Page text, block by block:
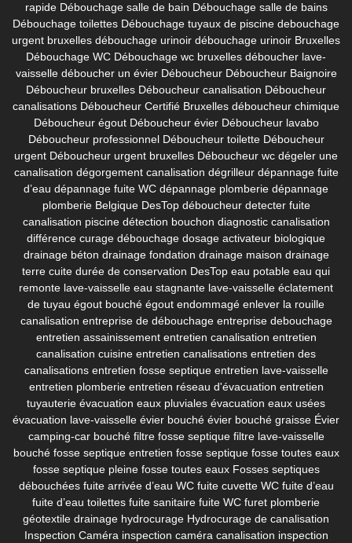
rapide Débouchage salle de bain Débouchage salle de bains
Débouchage toilettes Débouchage tuyaux de piscine debouchage
urgent bruxelles débouchage urinoir débouchage urinoir Bruxelles
Débouchage WC Débouchage wc bruxelles déboucher lave-
vaisselle déboucher un évier Déboucheur Déboucheur Baignoire
Déboucheur bruxelles Déboucheur canalisation Déboucheur
canalisations Déboucheur Certifié Bruxelles déboucheur chimique
Déboucheur égout Déboucheur évier Déboucheur lavabo
Déboucheur professionnel Déboucheur toilette Déboucheur
urgent Déboucheur urgent bruxelles Déboucheur wc dégeler une
canalisation dégorgement canalisation dégrilleur dépannage fuite
d’eau dépannage fuite WC dépannage plomberie dépannage
plomberie Belgique DesTop déboucheur detecter fuite
canalisation piscine détection bouchon diagnostic canalisation
différence curage débouchage dosage activateur biologique
drainage béton drainage fondation drainage maison drainage
terre cuite durée de conservation DesTop eau potable eau qui
remonte lave-vaisselle eau stagnante lave-vaisselle éclatement
de tuyau égout bouché égout endommagé enlever la rouille
canalisation entreprise de débouchage entreprise debouchage
entretien assainissement entretien canalisation entretien
canalisation cuisine entretien canalisations entretien des
canalisations entretien fosse septique entretien lave-vaisselle
entretien plomberie entretien réseau d'évacuation entretien
tuyauterie évacuation eaux pluviales évacuation eaux usées
évacuation lave-vaisselle évier bouché évier bouché graisse Évier
camping-car bouché filtre fosse septique filtre lave-vaisselle
bouché fosse septique entretien fosse septique fosse toutes eaux
fosse septique pleine fosse toutes eaux Fosses septiques
débouchées fuite arrivée d’eau WC fuite cuvette WC fuite d’eau
fuite d’eau toilettes fuite sanitaire fuite WC furet plomberie
géotextile drainage hydrocurage Hydrocurage de canalisation
Inspection Caméra inspection caméra canalisation inspection